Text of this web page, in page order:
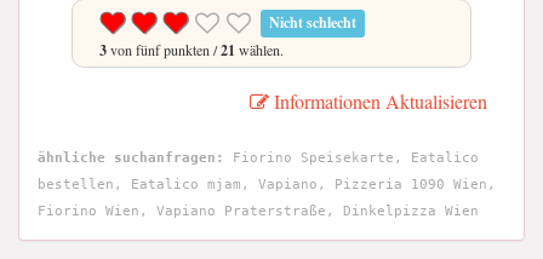
Nicht schlecht
3von fünf punkten /21 wählen.
Informationen Aktualisieren
ähnliche suchanfragen:
Fiorino Speisekarte, Eatalico
bestellen, Eatalico mjam, Vapiano, Pizzeria 1090 Wien,
Fiorino Wien, Vapiano Praterstraße, Dinkelpizza Wien